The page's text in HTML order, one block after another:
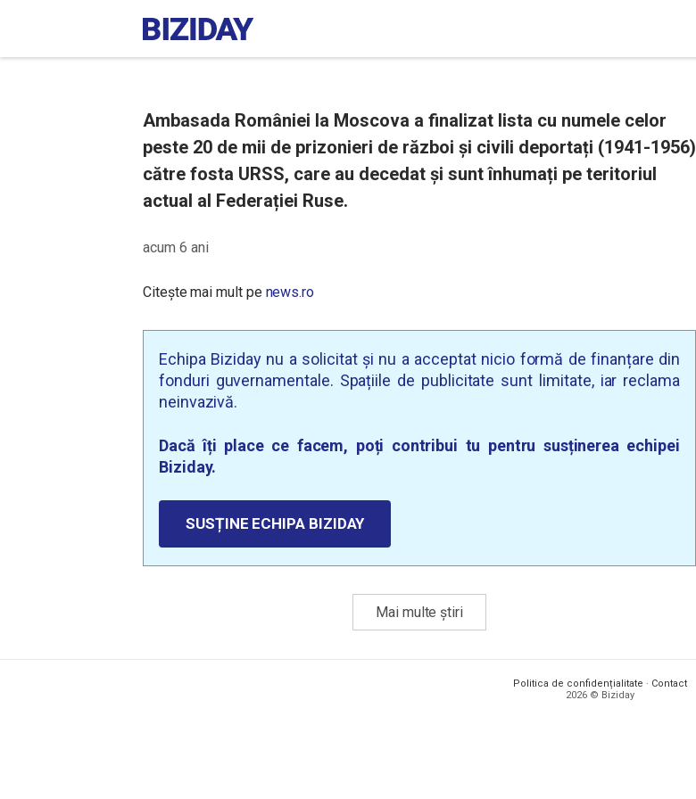
Ambasada României la Moscova a finalizat lista cu numele celor
peste 20 de mii de prizonieri de război și civili deportați (1941-1956)
către fosta URSS, care au decedat și sunt înhumați pe teritoriul
actual al Federației Ruse.
acum 6 ani
Citește mai mult pe news.ro
Echipa Biziday nu a solicitat și nu a acceptat nicio formă de finanțare din
fonduri guvernamentale. Spațiile de publicitate sunt limitate, iar reclama
neinvazivă.
Dacă îți place ce facem, poți contribui tu pentru susținerea echipei
Biziday.
SUSȚINE ECHIPA BIZIDAY
Mai multe știri
Politica de confidențialitate · Contact
2026 © Biziday